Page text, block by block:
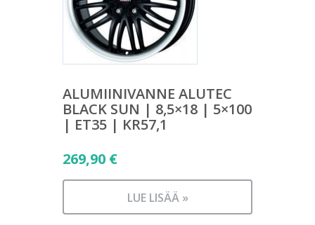
ALUMIINIVANNE ALUTEC
BLACK SUN | 8,5×18 | 5×100
| ET35 | KR57,1
269,90 €
LUE LISÄÄ »